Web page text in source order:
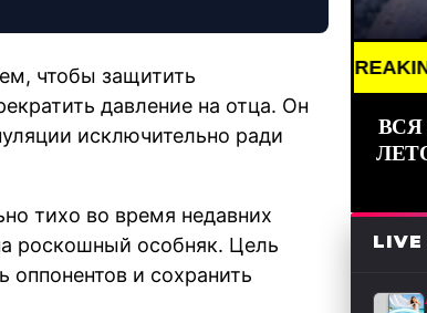
чтобы защитить
давление на отца. Он
исключительно ради
тихо во время недавних
роскошный особняк. Цель
и сохранить
BREAKING